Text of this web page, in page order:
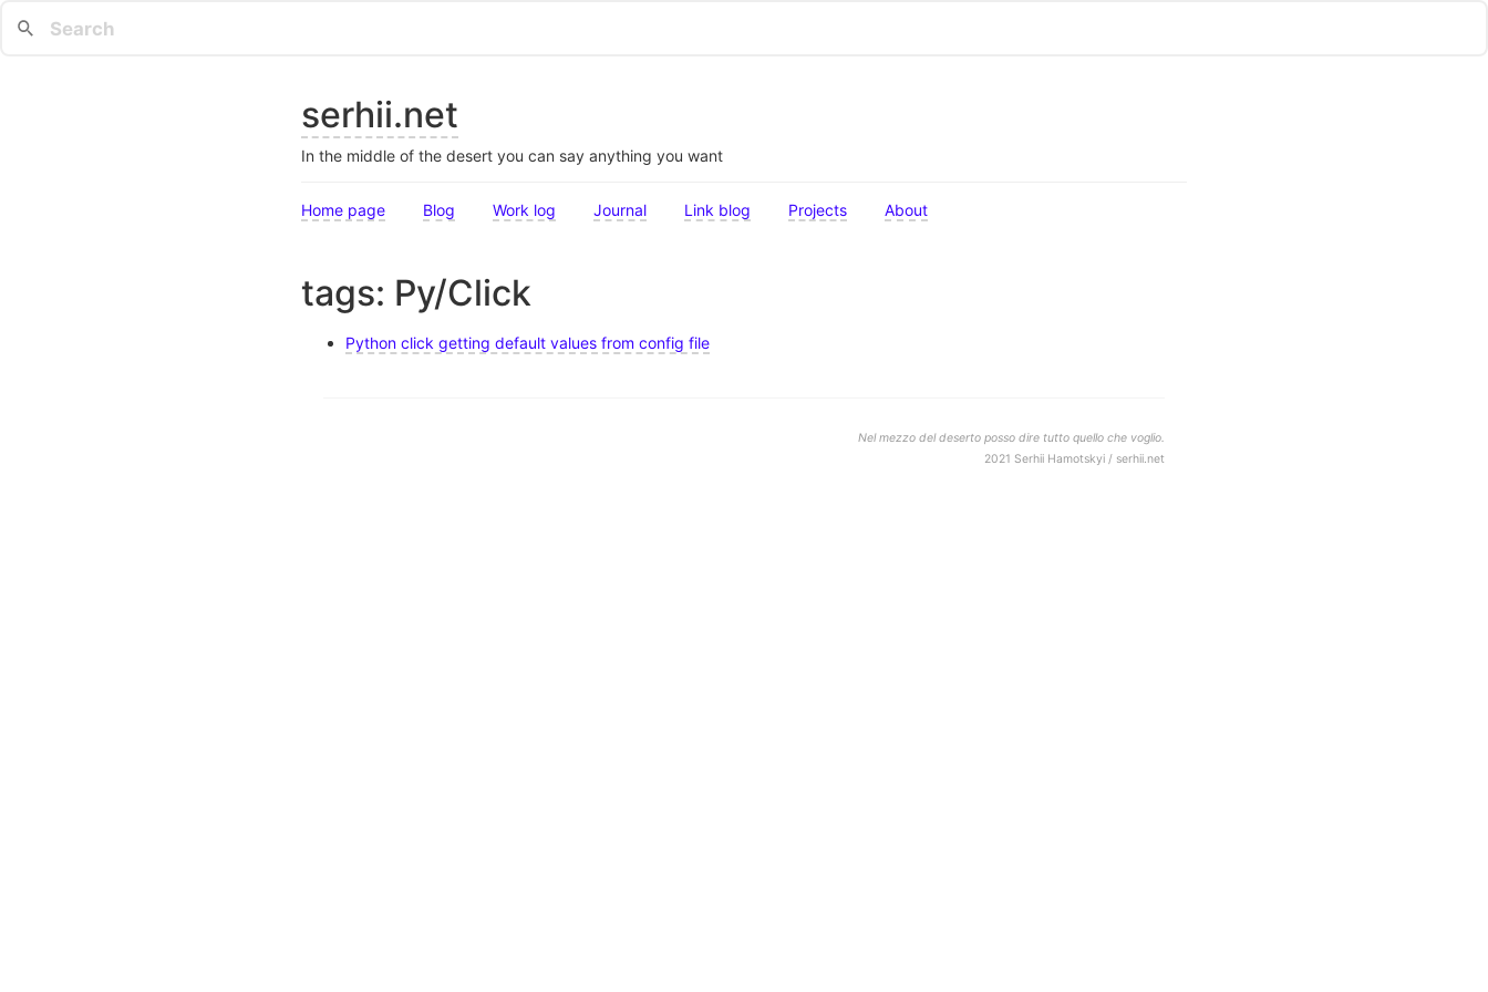
serhii.net
In the middle of the desert you can say anything you want
Home page Blog Work log Journal Link blog Projects About
tags: Py/Click
Python click getting default values from config file
Nel mezzo del deserto posso dire tutto quello che voglio.
2021 Serhii Hamotskyi / serhii.net